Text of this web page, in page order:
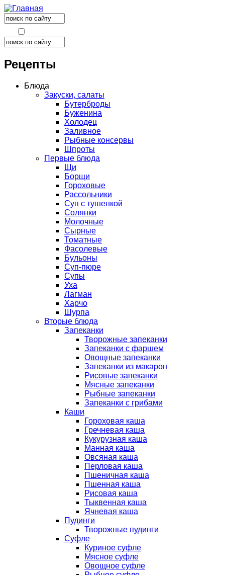
Форма поиска
Поиск
Поиск
Рецепты
Блюда
Закуски, салаты
Бутерброды
Буженина
Холодец
Заливное
Рыбные консервы
Шпроты
Первые блюда
Щи
Борщи
Гороховые
Рассольники
Суп с тушенкой
Солянки
Молочные
Сырные
Томатные
Фасолевые
Бульоны
Суп-пюре
Супы
Уха
Лагман
Харчо
Шурпа
Вторые блюда
Запеканки
Творожные запеканки
Запеканки с фаршем
Овощные запеканки
Запеканки из макарон
Рисовые запеканки
Мясные запеканки
Рыбные запеканки
Запеканки с грибами
Каши
Гороховая каша
Гречневая каша
Кукурузная каша
Манная каша
Овсяная каша
Перловая каша
Пшеничная каша
Пшенная каша
Рисовая каша
Тыквенная каша
Ячневая каша
Пудинги
Творожные пудинги
Суфле
Куриное суфле
Мясное суфле
Овощное суфле